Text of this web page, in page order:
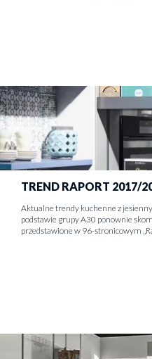
TREND RAPORT 2017/
Aktualne trendy kuchenne z
podstawie grupy A30 ponownie
przedstawione w 96-stronicowym